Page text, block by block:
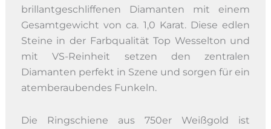
brillantgeschliffenen Diamanten mit einem
Gesamtgewicht von ca. 1,0 Karat. Diese edlen
Steine in der Farbqualität Top Wesselton und
mit VS-Reinheit setzen den zentralen
Diamanten perfekt in Szene und sorgen für ein
atemberaubendes Funkeln.
Die Ringschiene aus 750er Weißgold ist